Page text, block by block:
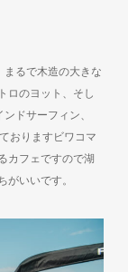
まるで木造の大きな
ロのヨット、そし
ドサーフィン、
おりますビワコマ
カフェですので湖
がいいです。